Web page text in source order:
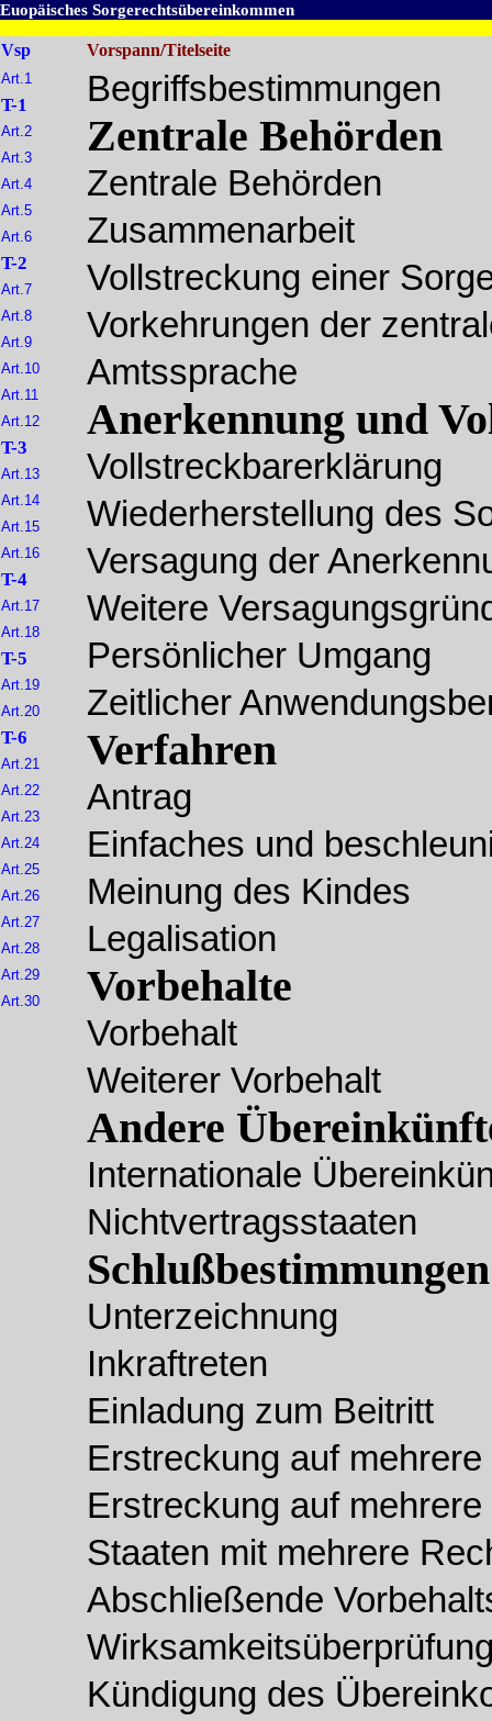
Euopäisches Sorgerechtsübereinkommen
Vsp Vorspann/Titelseite
Art.1
T-1
Art.2
Art.3
Art.4
Art.5
Art.6
T-2
Art.7
Art.8
Art.9
Art.10
Art.11
Art.12
T-3
Art.13
Art.14
Art.15
Art.16
T-4
Art.17
Art.18
T-5
Art.19
Art.20
T-6
Art.21
Art.22
Art.23
Art.24
Art.25
Art.26
Art.27
Art.28
Art.29
Art.30
Begriffsbestimmungen
Zentrale Behörden
Zentrale Behörden
Zusammenarbeit
Vollstreckung einer
Vorkehrungen der
Amtssprache
Anerkennung und
Vollstreckbarerklärung
Wiederherstellung des
Versagung der
Weitere
Persönlicher Umgang
Zeitlicher
Verfahren
Antrag
Einfaches und
Meinung des Kindes
Legalisation
Vorbehalte
Vorbehalt
Weiterer Vorbehalt
Andere
Internationale
Nichtvertragsstaaten
Schlußbestimmungen
Unterzeichnung
Inkraftreten
Einladung zum Beitritt
Erstreckung auf
Erstreckung auf
Staaten mit mehrere
Abschließende
Kündigung des